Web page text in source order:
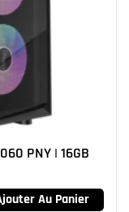
PNY | 16GB
Au Panier